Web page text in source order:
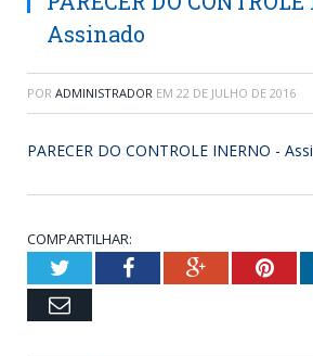
Assinado
POR ADMINISTRADOR EM 22 DE JULHO DE 2016
PARECER DO CONTROLE INERNO -
COMPARTILHAR:
TwitterFacebookGoogle+
Email